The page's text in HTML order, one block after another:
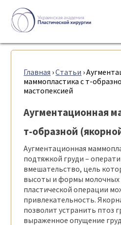
Главная ›Статьи ›
маммопластика с т-
мастопексией
Аугментационная
т-образной
Аугментационная
подтяжкой груди –
вмешательство, цель
высоты и формы
пластической операции
привлекательность.
позволит устранить птоз
выраженное опущение